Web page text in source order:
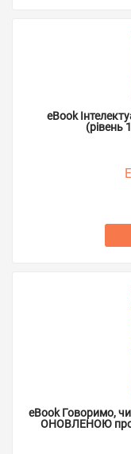
eBook
(рівень
eBook Говоримо,
ОНОВЛЕНОЮ